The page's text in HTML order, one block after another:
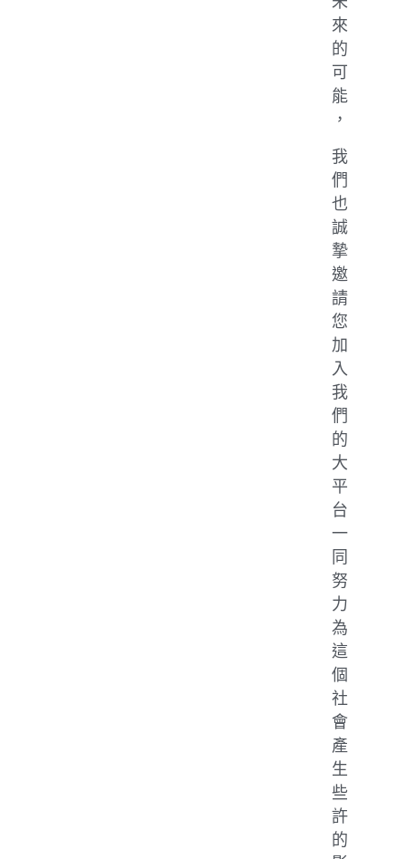
來
的
可
能
，
我
們
也
誠
摯
邀
請
您
加
入
我
們
的
大
平
台
一
同
努
力
為
這
個
社
會
產
生
些
許
的